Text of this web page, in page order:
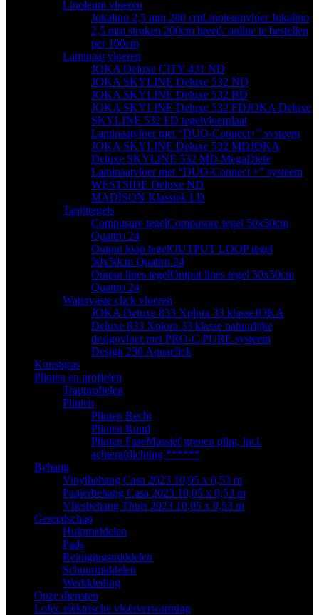
Linoleum vloeren
Jokalino 2,5 mm 200 cmLinoleumvloer Jokalino
2,5 mm stroken 200cm breed. online te bestellen
per 100cm
Laminaat vloeren
JOKA Deluxe CITY 431 ND
JOKA SKYLINE Deluxe 532 ND
JOKA SKYLINE Deluxe 532 BD
JOKA SKYLINE Deluxe 532 FDJOKA Deluxe
SKYLINE 532 FD tegelvloerplaat
Laminaatvloer met “DUO-Connect+” systeem
JOKA SKYLINE Deluxe 532 MDJOKA
Deluxe SKYLINE 532 MD MegaDiele
Laminaatvloer met “DUO-Connect +” systeem
WESTSIDE Deluxe ND
MADISON Klassiek LD
Tapijttegels
Compusure tegelCompusure tegel 50x50cm
Quattro 24
Output loop tegelOUTPUT LOOP tegel
50x50cm Quattro 24
Output lines tegelOutput lines tegel 50x50cm
Quattro 24
Watervaste click vloeren
JOKA Deluxe 833 Xplora 33 klasseJOKA
Deluxe 833 Xplora 33 klasse natuurlijke
designvloer met PRO-C.PURE systeem
Design 230 Aquaclick
Kunstgras
Plinten en profielen
Trapprofielen
Plinten
Plinten Recht
Plinten Rond
Plinten FaseMassief grenen plint, incl.
achterafdichting ******
Behang
Vinylbehang Casa 2023 10,05 x 0,53 m
Papierbehang Casa 2023 10,05 x 0,53 m
Vliesbehang Thuis 2023 10,05 x 0,53 m
Gereedschap
Hulpmiddelen
Pads
Reinigingsmiddelen
Schuurmiddelen
Werkkleding
Onze diensten
Lofec elektrische vloerverwarming